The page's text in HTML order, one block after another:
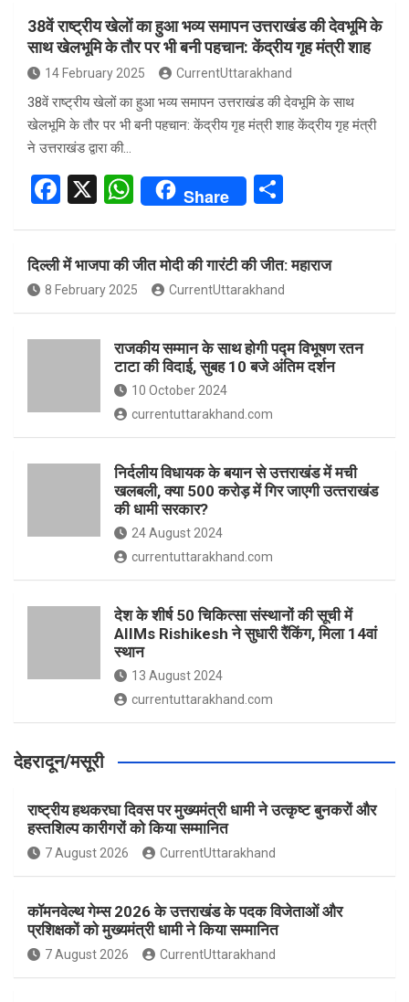
38वें राष्ट्रीय खेलों का हुआ भव्य समापन उत्तराखंड की देवभूमि के
साथ खेलभूमि के तौर पर भी बनी पहचान: केंद्रीय गृह मंत्री शाह
14 February 2025 CurrentUttarakhand
38वें राष्ट्रीय खेलों का हुआ भव्य समापन उत्तराखंड की देवभूमि के साथ
खेलभूमि के तौर पर भी बनी पहचान: केंद्रीय गृह मंत्री शाह केंद्रीय गृह मंत्री
ने उत्तराखंड द्वारा की…
F
ce
b
o
o
X
W
at
s
A
p
p
Share
e
दिल्ली में भाजपा की जीत मोदी की गारंटी की जीत: महाराज
8 February 2025 CurrentUttarakhand
राजकीय सम्मान के साथ होगी पद्म विभूषण रतन
टाटा की विदाई, सुबह 10 बजे अंतिम दर्शन
10 October 2024
currentuttarakhand.com
निर्दलीय विधायक के बयान से उत्तराखंड में मची
खलबली, क्‍या 500 करोड़ में गिर जाएगी उत्‍तराखंड
की धामी सरकार?
24 August 2024
currentuttarakhand.com
देश के शीर्ष 50 चिकित्सा संस्थानों की सूची में
AIIMs Rishikesh ने सुधारी रैंकिंग, मिला 14वां
स्थान
13 August 2024
currentuttarakhand.com
देहरादून/मसूरी
राष्ट्रीय हथकरघा दिवस पर मुख्यमंत्री धामी ने उत्कृष्ट बुनकरों और
हस्तशिल्प कारीगरों को किया सम्मानित
7 August 2026 CurrentUttarakhand
कॉमनवेल्थ गेम्स 2026 के उत्तराखंड के पदक विजेताओं और
प्रशिक्षकों को मुख्यमंत्री धामी ने किया सम्मानित
7 August 2026 CurrentUttarakhand